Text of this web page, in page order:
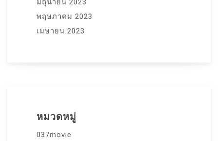
มิถุนายน 2023
พฤษภาคม 2023
เมษายน 2023
หมวดหมู่
037movie